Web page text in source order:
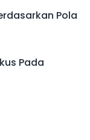
Pola
Pada